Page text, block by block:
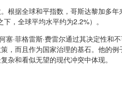
根据全球和平指数，哥斯达黎加多年
，全球平均水平约为2.2%）。
·菲格雷斯·费雷尔通过其决定性和
，而且作为国家治理的基石。他的例
杂和看似无望的现代冲突中体现。